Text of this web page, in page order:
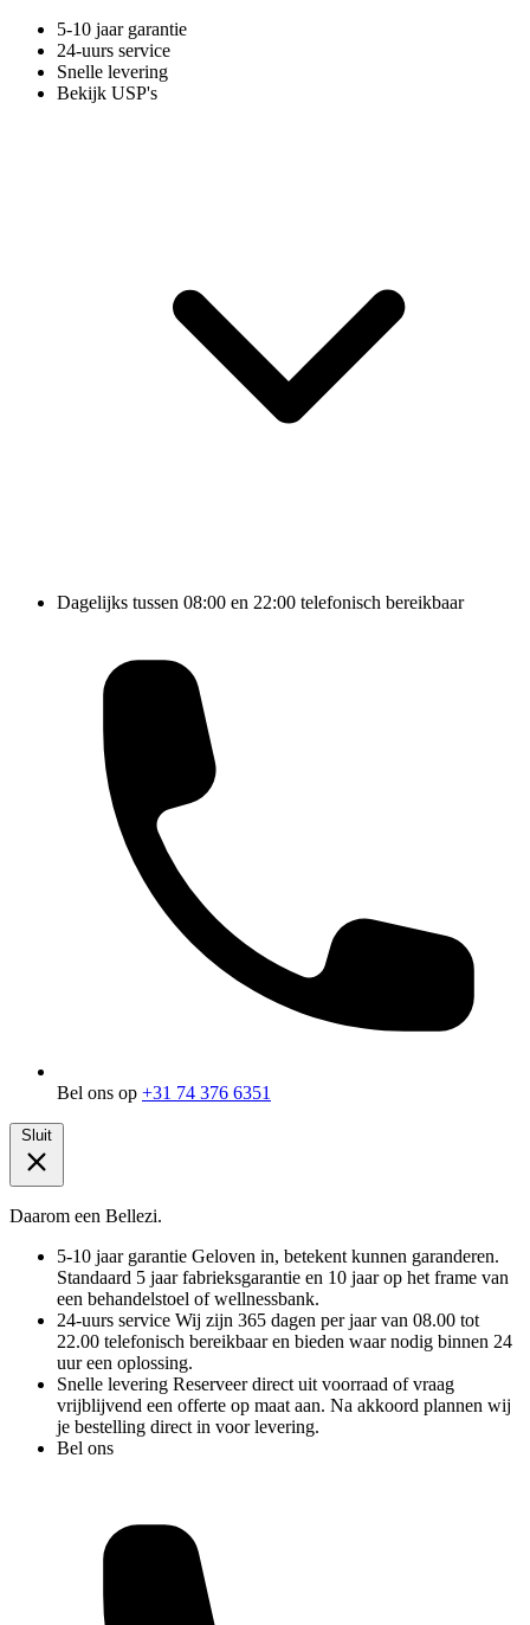
5-10 jaar garantie
24-uurs service
Snelle levering
Bekijk USP's
Dagelijks tussen 08:00 en 22:00 telefonisch bereikbaar
Bel ons op +31 74 376 6351
Sluit
Daarom een Bellezi.
5-10 jaar garantie Geloven in, betekent kunnen garanderen.
Standaard 5 jaar fabrieksgarantie en 10 jaar op het frame van
een behandelstoel of wellnessbank.
24-uurs service Wij zijn 365 dagen per jaar van 08.00 tot
22.00 telefonisch bereikbaar en bieden waar nodig binnen 24
uur een oplossing.
Snelle levering Reserveer direct uit voorraad of vraag
vrijblijvend een offerte op maat aan. Na akkoord plannen wij
je bestelling direct in voor levering.
Bel ons